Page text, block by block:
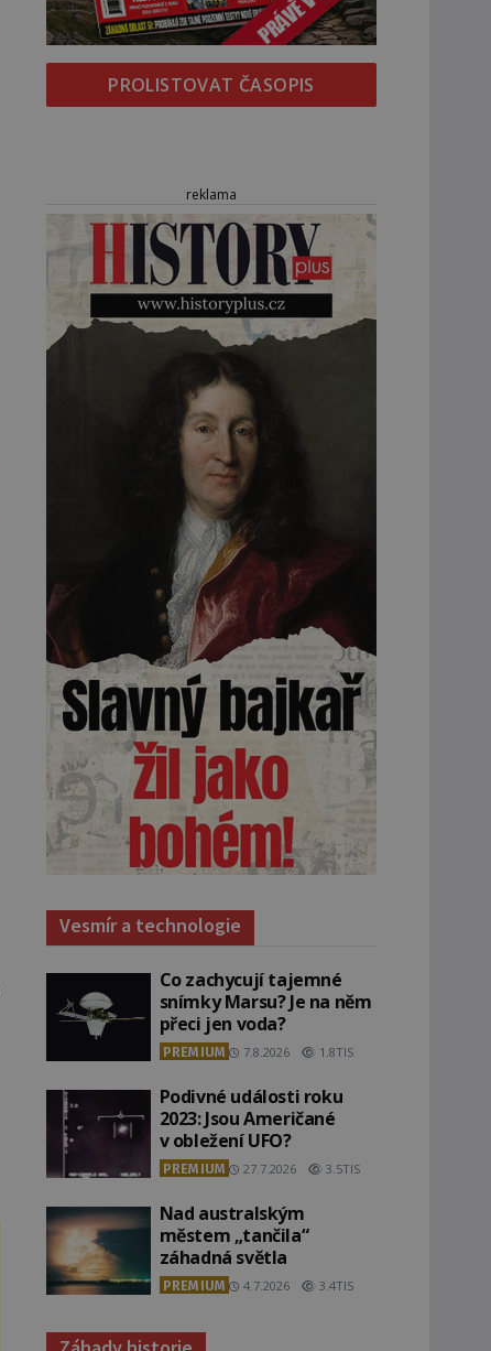
PROLISTOVAT ČASOPIS
reklama
Vesmír a technologie
Co zachycují tajemné
snímky Marsu? Je na něm
přeci jen voda?
PREMIUM 7.8.2026 1.8TIS
Podivné události roku
2023: Jsou Američané
v obležení UFO?
PREMIUM 27.7.2026 3.5TIS
Nad australským
městem „tančila“
záhadná světla
PREMIUM 4.7.2026 3.4TIS